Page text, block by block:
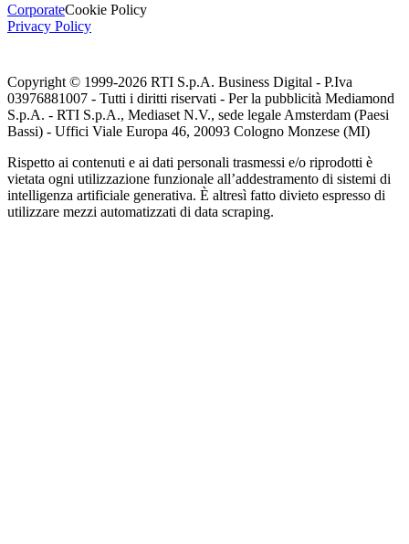
CorporateCookie Policy
Privacy Policy
Copyright © 1999-2026 RTI S.p.A. Business Digital - P.Iva
03976881007 - Tutti i diritti riservati - Per la pubblicità Mediamond
S.p.A. - RTI S.p.A., Mediaset N.V., sede legale Amsterdam (Paesi
Bassi) - Uffici Viale Europa 46, 20093 Cologno Monzese (MI)
Rispetto ai contenuti e ai dati personali trasmessi e/o riprodotti è
vietata ogni utilizzazione funzionale all’addestramento di sistemi di
intelligenza artificiale generativa. È altresì fatto divieto espresso di
utilizzare mezzi automatizzati di data scraping.